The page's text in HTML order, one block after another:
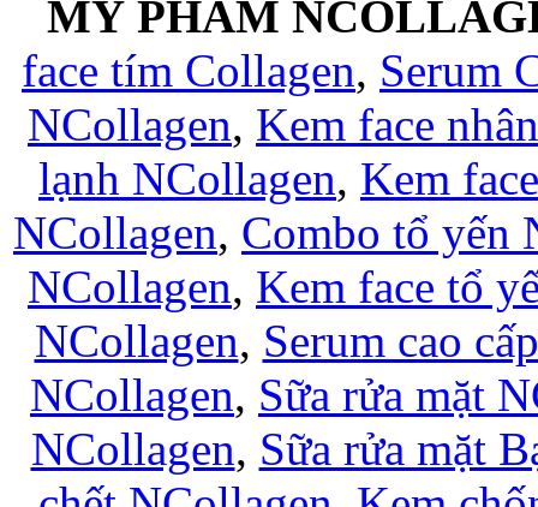
MỸ PHẨM
face tím Collagen, Serum
NCollagen, Kem face
lạnh NCollagen, Kem
NCollagen, Combo tổ yến
NCollagen, Kem face tổ
NCollagen, Serum cao
NCollagen, Sữa rửa mặt
NCollagen, Sữa rửa mặt